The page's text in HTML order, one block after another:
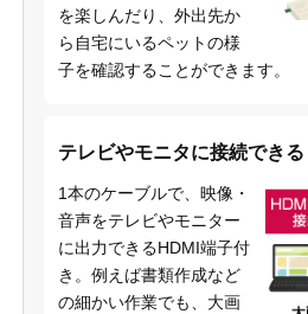
を楽しんだり、外出先か
ら自宅にいるペットの様
子を確認することができます。
テレビやモニタに接続できる
1本のケーブルで、映像・
音声をテレビやモニター
に出力できるHDMI端子付
き。例えば書類作成など
の細かい作業でも、大画